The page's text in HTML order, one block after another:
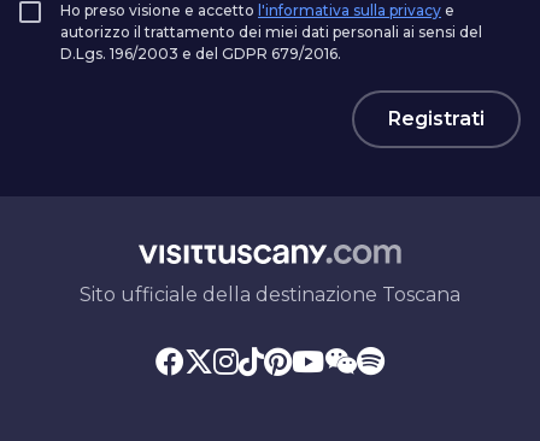
Ho preso visione e accetto l'informativa sulla privacy e
autorizzo il trattamento dei miei dati personali ai sensi del
D.Lgs. 196/2003 e del GDPR 679/2016.
Registrati
Sito ufficiale della destinazione Toscana